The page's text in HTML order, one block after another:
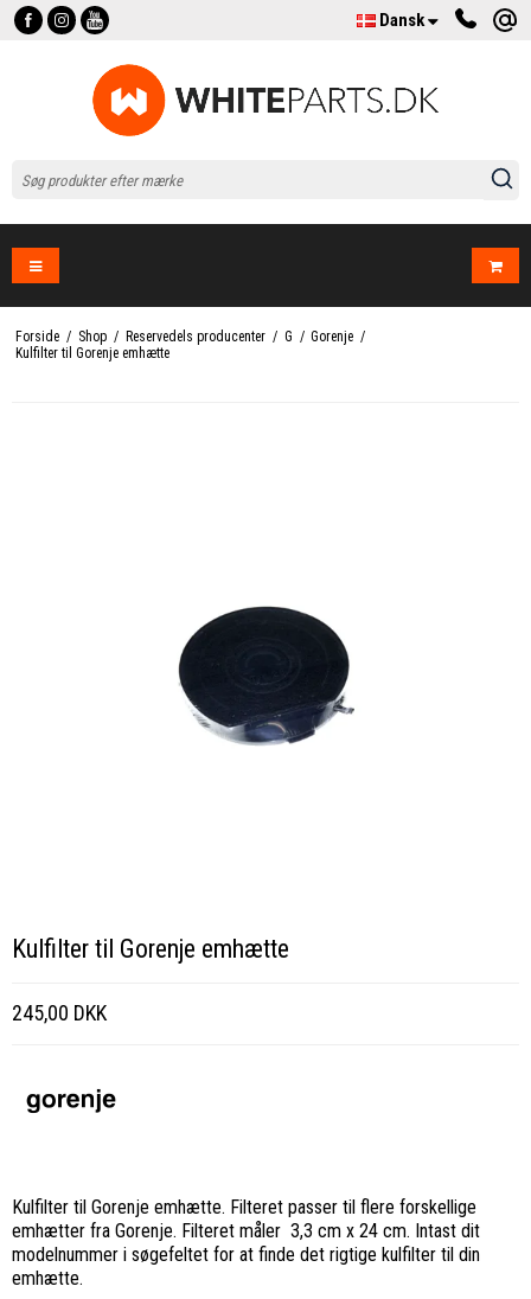
Dansk
Forside / Shop / Reservedels producenter / G / Gorenje /
Kulfilter til Gorenje emhætte
Kulfilter til Gorenje emhætte
245,00 DKK
Kulfilter til Gorenje emhætte. Filteret passer til flere forskellige
emhætter fra Gorenje. Filteret måler 3,3 cm x 24 cm. Intast dit
modelnummer i søgefeltet for at finde det rigtige kulfilter til din
emhætte.